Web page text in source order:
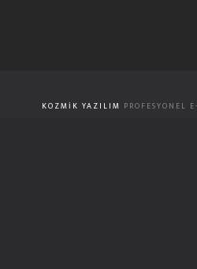
KOZMIK YAZILIM PROFESYONEL